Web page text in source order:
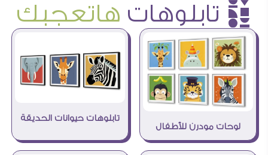
è تابلوهات هاتعجبك
لوحات مودرن للأطفال
تابلوهات حيوانات الحديقة